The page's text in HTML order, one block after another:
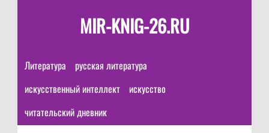
MIR-KNIG-26.RU
Литература
русская литература
искусственный интеллект
искусство
читательский дневник